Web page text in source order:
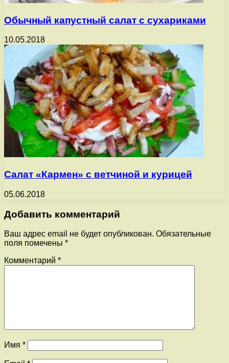
Обычный капустный салат с сухариками
10.05.2018
Салат «Кармен» с ветчиной и курицей
05.06.2018
Добавить комментарий
Ваш адрес email не будет опубликован. Обязательные
поля помечены *
Комментарий *
Имя *